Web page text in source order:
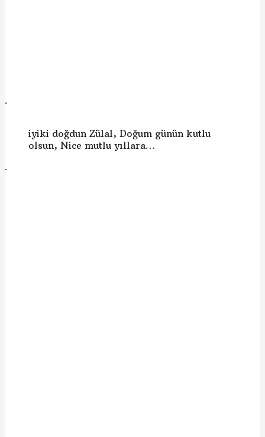
.
iyiki doğdun Zülal, Doğum günün kutlu
olsun, Nice mutlu yıllara…
.